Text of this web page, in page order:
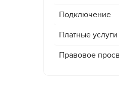
Подключение
Платные услуги
Правовое